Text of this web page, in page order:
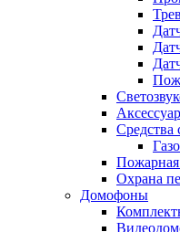
Средства
Пожарная
Охрана
Домофоны